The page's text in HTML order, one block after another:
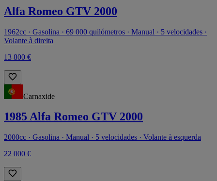
Alfa Romeo GTV 2000
1962cc · Gasolina · 69 000 quilómetros · Manual · 5 velocidades ·
Volante à direita
13 800 €
Carnaxide
1985 Alfa Romeo GTV 2000
2000cc · Gasolina · Manual · 5 velocidades · Volante à esquerda
22 000 €